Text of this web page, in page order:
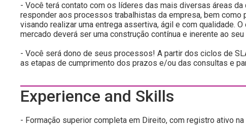
- Você terá contato com os líderes das mais diversas áreas
responder aos processos trabalhistas da empresa, bem como
visando realizar uma entrega assertiva, ágil e com qualidade.
mercado deverá ser uma construção contínua e inerente ao seu
- Você será dono de seus processos! A partir dos ciclos de
as etapas de cumprimento dos prazos e/ou das consultas e
Experience and Skills
- Formação superior completa em Direito, com registro ativo na